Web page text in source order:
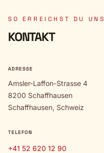
SO ERREICHST DU UNS
KONTAKT
ADRESSE
Amsler-Laffon-Strasse 4
8200 Schaffhausen
Schaffhausen, Schweiz
TELEFON
+41 52 620 12 90